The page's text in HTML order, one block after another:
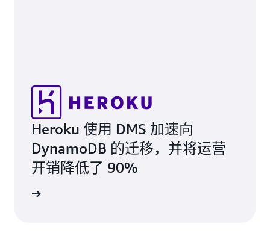
Heroku 使用 DMS 加速向
DynamoDB 的迁移，并将运营
开销降低了 90%